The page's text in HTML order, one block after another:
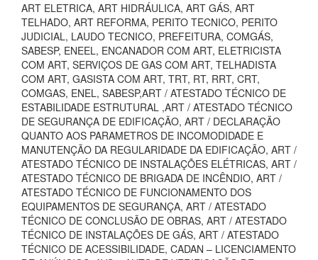
ART ELETRICA, ART HIDRÁULICA, ART GÁS, ART
TELHADO, ART REFORMA, PERITO TECNICO, PERITO
JUDICIAL, LAUDO TECNICO, PREFEITURA, COMGÁS,
SABESP, ENEEL, ENCANADOR COM ART, ELETRICISTA
COM ART, SERVIÇOS DE GAS COM ART, TELHADISTA
COM ART, GASISTA COM ART, TRT, RT, RRT, CRT,
COMGAS, ENEL, SABESP,ART / ATESTADO TÉCNICO DE
ESTABILIDADE ESTRUTURAL ,ART / ATESTADO TÉCNICO
DE SEGURANÇA DE EDIFICAÇÃO, ART / DECLARAÇÃO
QUANTO AOS PARAMETROS DE INCOMODIDADE E
MANUTENÇÃO DA REGULARIDADE DA EDIFICAÇÃO, ART /
ATESTADO TÉCNICO DE INSTALAÇÕES ELÉTRICAS, ART /
ATESTADO TÉCNICO DE BRIGADA DE INCÊNDIO, ART /
ATESTADO TÉCNICO DE FUNCIONAMENTO DOS
EQUIPAMENTOS DE SEGURANÇA, ART / ATESTADO
TÉCNICO DE CONCLUSÃO DE OBRAS, ART / ATESTADO
TÉCNICO DE INSTALAÇÕES DE GÁS, ART / ATESTADO
TÉCNICO DE ACESSIBILIDADE, CADAN – LICENCIAMENTO